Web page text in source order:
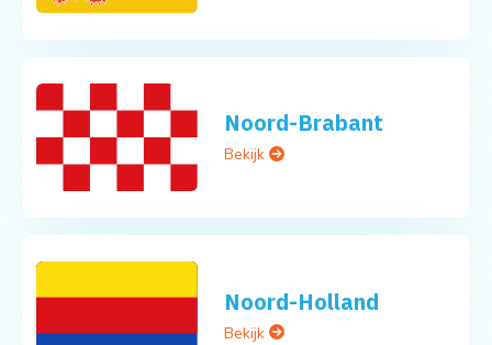
Noord-Brabant
Bekijk
Noord-Holland
Bekijk